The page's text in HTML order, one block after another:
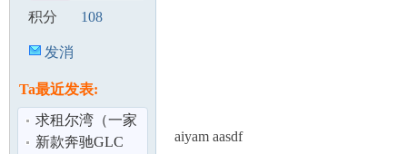
积分 108
发消
Ta最近发表:
求租尔湾（一家
三口,6月入住）
新款奔驰GLC
aiyam aasdf